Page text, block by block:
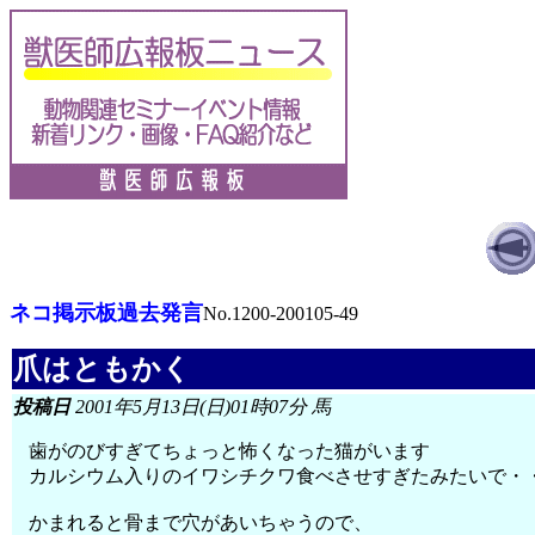
ネコ掲示板過去発言No.1200-200105-49
爪はともかく
投稿日2001年5月13日(日)01時07分 馬
歯がのびすぎてちょっと怖くなった猫がいます
カルシウム入りのイワシチクワ食べさせすぎたみたいで・
かまれると骨まで穴があいちゃうので、